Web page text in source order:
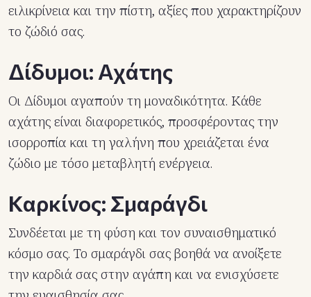
ειλικρίνεια και την πίστη, αξίες που χαρακτηρίζουν
το ζώδιό σας.
Δίδυμοι: Αχάτης
Οι Δίδυμοι αγαπούν τη μοναδικότητα. Κάθε
αχάτης είναι διαφορετικός, προσφέροντας την
ισορροπία και τη γαλήνη που χρειάζεται ένα
ζώδιο με τόσο μεταβλητή ενέργεια.
Καρκίνος: Σμαράγδι
Συνδέεται με τη φύση και τον συναισθηματικό
κόσμο σας. Το σμαράγδι σας βοηθά να ανοίξετε
την καρδιά σας στην αγάπη και να ενισχύσετε